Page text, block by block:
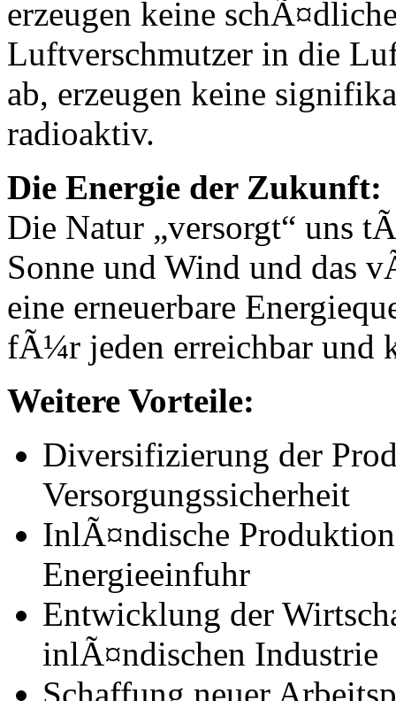
erzeugen keine
Luftverschmutzer in die
ab, erzeugen keine
radioaktiv.
Die Energie der Zukunft:
Die Natur „versorgt“ uns
Sonne und Wind und das
eine erneuerbare
fÃ¼r jeden erreichbar und
Weitere Vorteile:
Diversifizierung der
Versorgungssicherheit
InlÃ¤ndische
Energieeinfuhr
Entwicklung der
inlÃ¤ndischen Industrie
Schaffung neuer